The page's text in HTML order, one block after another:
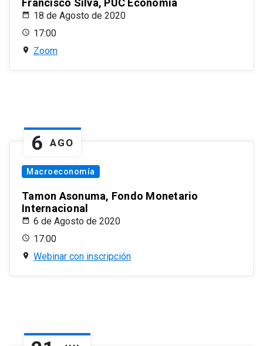
Francisco Silva, PUC Economía
18 de Agosto de 2020
17:00
Zoom
6 AGO
Macroeconomía
Tamon Asonuma, Fondo Monetario
Internacional
6 de Agosto de 2020
17:00
Webinar con inscripción